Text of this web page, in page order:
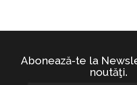
Abonează-te la
noutăţi.